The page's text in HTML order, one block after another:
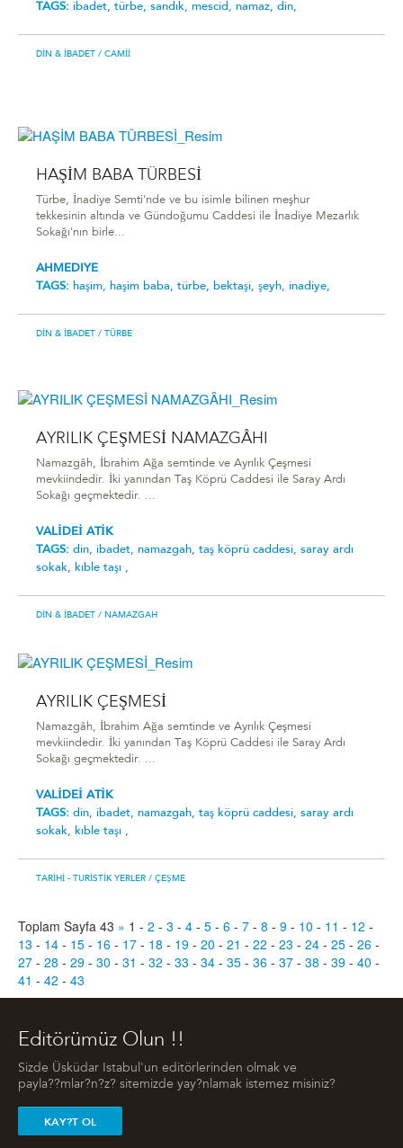
TAGS: ibadet, türbe, sandık, mescid, namaz, din,
DIN & İBADET / CAMII
HAŞİM BABA TÜRBESİ
Türbe, İnadiye Semti'nde ve bu isimle bilinen meşhur
tekkesinin altında ve Gündoğumu Caddesi ile İnadiye Mezarlık
Sokağı'nın birle...
AHMEDIYE
TAGS: haşim, haşim baba, türbe, bektaşi, şeyh, inadiye,
DIN & İBADET / TÜRBE
AYRILIK ÇEŞMESİ NAMAZGÂHI
Namazgâh, İbrahim Ağa semtinde ve Ayrılık Çeşmesi
mevkiindedir. İki yanından Taş Köprü Caddesi ile Saray Ardı
Sokağı geçmektedir. ...
VALİDEİ ATİK
TAGS: din, ibadet, namazgah, taş köprü caddesi, saray ardı
sokak, kıble taşı ,
DIN & İBADET / NAMAZGAH
AYRILIK ÇEŞMESİ
Namazgâh, İbrahim Ağa semtinde ve Ayrılık Çeşmesi
mevkiindedir. İki yanından Taş Köprü Caddesi ile Saray Ardı
Sokağı geçmektedir. ...
VALİDEİ ATİK
TAGS: din, ibadet, namazgah, taş köprü caddesi, saray ardı
sokak, kıble taşı ,
TARIHI - TURISTIK YERLER / ÇEŞME
Toplam Sayfa 43 » 1 - 2 - 3 - 4 - 5 - 6 - 7 - 8 - 9 - 10 - 11 - 12 -
13 - 14 - 15 - 16 - 17 - 18 - 19 - 20 - 21 - 22 - 23 - 24 - 25 - 26 -
27 - 28 - 29 - 30 - 31 - 32 - 33 - 34 - 35 - 36 - 37 - 38 - 39 - 40 -
41 - 42 - 43
Editörümüz Olun !!
Sizde Üsküdar Istabul'un editörlerinden olmak ve
payla??mlar?n?z? sitemizde yay?nlamak istemez misiniz?
KAY?T OL